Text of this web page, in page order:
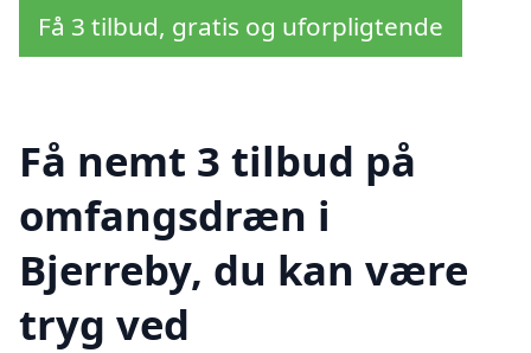
Få 3 tilbud, gratis og uforpligtende
Få nemt 3 tilbud på
omfangsdræn i
Bjerreby, du kan være
tryg ved